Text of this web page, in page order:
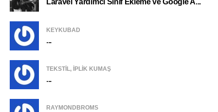
Laravel Yardımcı Sınıf Ekleme ve Google A...
KEYKUBAD
...
TEKSTIL, IPLIK KUMAŞ
...
RAYMONDBROMS